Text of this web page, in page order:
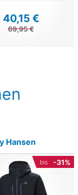
40,15 €
69,95 €
Hansen
bis -31%